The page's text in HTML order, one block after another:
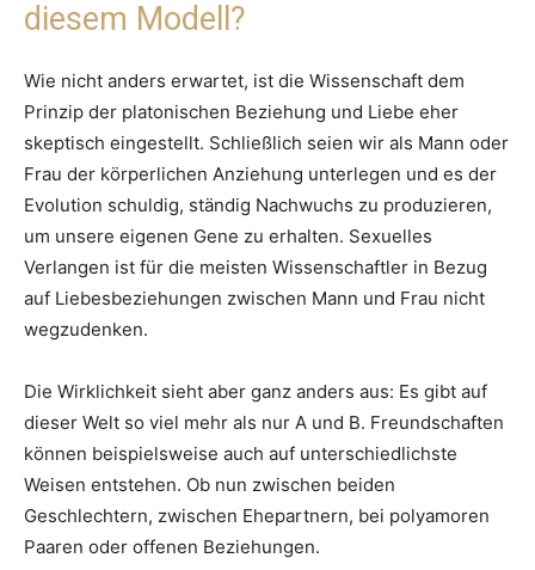
diesem Modell?
Wie nicht anders erwartet, ist die Wissenschaft dem
Prinzip der platonischen Beziehung und Liebe eher
skeptisch eingestellt. Schließlich seien wir als Mann oder
Frau der körperlichen Anziehung unterlegen und es der
Evolution schuldig, ständig Nachwuchs zu produzieren,
um unsere eigenen Gene zu erhalten. Sexuelles
Verlangen ist für die meisten Wissenschaftler in Bezug
auf Liebesbeziehungen zwischen Mann und Frau nicht
wegzudenken.
Die Wirklichkeit sieht aber ganz anders aus: Es gibt auf
dieser Welt so viel mehr als nur A und B. Freundschaften
können beispielsweise auch auf unterschiedlichste
Weisen entstehen. Ob nun zwischen beiden
Geschlechtern, zwischen Ehepartnern, bei polyamoren
Paaren oder offenen Beziehungen.